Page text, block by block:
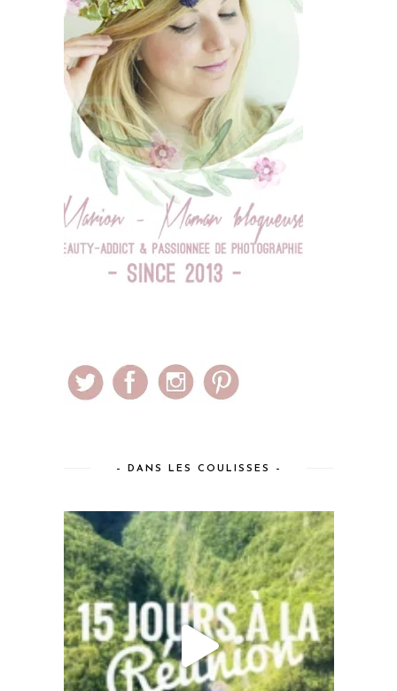
– DANS LES COULISSES –